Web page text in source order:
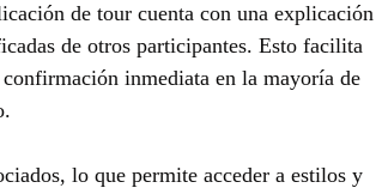
de tour cuenta con una explicación
de otros participantes. Esto facilita
inmediata en la mayoría de
lo que permite acceder a estilos y